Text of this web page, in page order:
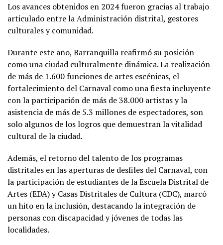
Los avances obtenidos en 2024 fueron gracias al trabajo
articulado entre la Administración distrital, gestores
culturales y comunidad.
Durante este año, Barranquilla reafirmó su posición
como una ciudad culturalmente dinámica. La realización
de más de 1.600 funciones de artes escénicas, el
fortalecimiento del Carnaval como una fiesta incluyente
con la participación de más de 38.000 artistas y la
asistencia de más de 5.3 millones de espectadores, son
solo algunos de los logros que demuestran la vitalidad
cultural de la ciudad.
Además, el retorno del talento de los programas
distritales en las aperturas de desfiles del Carnaval, con
la participación de estudiantes de la Escuela Distrital de
Artes (EDA) y Casas Distritales de Cultura (CDC), marcó
un hito en la inclusión, destacando la integración de
personas con discapacidad y jóvenes de todas las
localidades.